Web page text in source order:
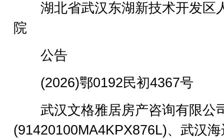
湖北省武汉东湖新技术开发区
院
公告
(2026)鄂0192民初4367号
武汉文格雅居房产咨询有限公
(91420100MA4KPX876L)、武汉